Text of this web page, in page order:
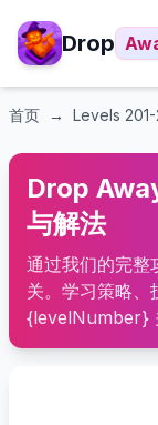
Drop
首页 → Levels
Drop
与解法
通过我们的完
关。学习策略、
{levelNumber}